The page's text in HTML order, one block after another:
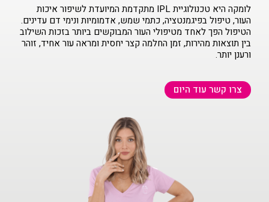
לומקה היא טכנולוגיית IPL מתקדמת המיועדת לשיפור איכות
העור, טיפול בפיגמנטציה, כתמי שמש, אדמומיות ונימי דם עדינים.
הטיפול הפך לאחד מטיפולי העור המבוקשים ביותר בזכות השילוב
בין תוצאות מהירות, זמן החלמה קצר יחסית ומראה עור אחיד, זוהר
ורענן יותר.
צרו קשר עוד היום